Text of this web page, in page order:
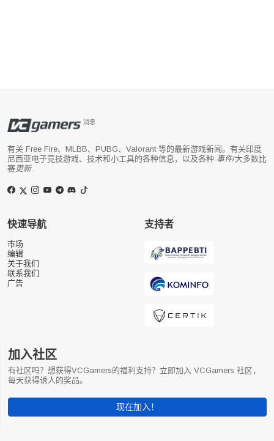
消息
有关 Free Fire、MLBB、PUBG、Valorant 等的最新游戏新闻。有关印度
尼西亚电子竞技游戏、技术和小工具的各种信息，以及各种 事件/大多数比
赛 更新.
快速导航
市场
编辑
关于我们
联系我们
广告
支持者
加入社区
有社区吗？想获得VCGamers的福利支持？立即加入 VCGamers 社区，
每天获得诱人的奖品。
现在加入！